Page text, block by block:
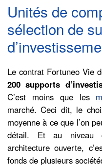
Unités de
sélection de
Le contrat Fortuneo Vie
200 supports
C’est moins que les
marché. Ceci dit, le
moyenne à ce que l’on
détail. Et au niveau
architecture ouverte,
fonds de plusieurs